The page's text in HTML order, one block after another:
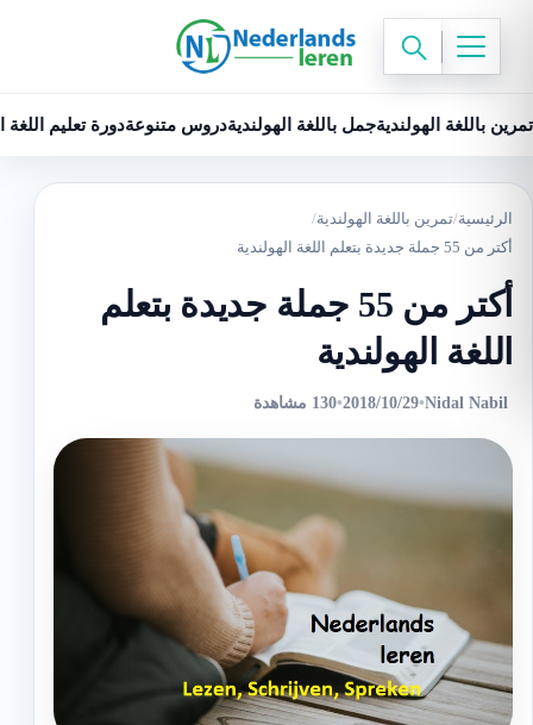
تمرين باللغة الهولنديةجمل باللغة الهولنديةدروس متنوعةدورة تعليم اللغة
الرئيسية/تمرين باللغة الهولندية/
أكتر من 55 جملة جديدة بتعلم اللغة الهولندية
أكتر من 55 جملة جديدة بتعلم
اللغة الهولندية
Nidal Nabil
•
2018/10/29
•130 مشاهدة